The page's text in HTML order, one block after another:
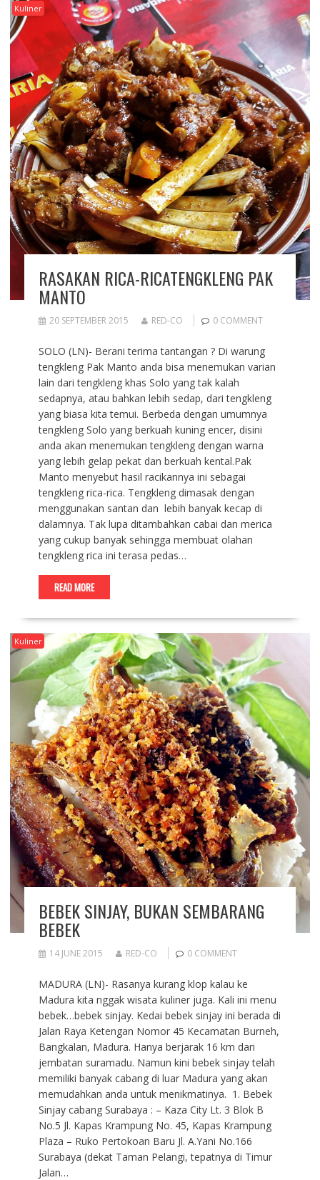
Kuliner
RASAKAN RICA-RICATENGKLENG PAK
MANTO
20 SEPTEMBER 2015 RED-CO 0 COMMENT
SOLO (LN)- Berani terima tantangan ? Di warung
tengkleng Pak Manto anda bisa menemukan varian
lain dari tengkleng khas Solo yang tak kalah
sedapnya, atau bahkan lebih sedap, dari tengkleng
yang biasa kita temui. Berbeda dengan umumnya
tengkleng Solo yang berkuah kuning encer, disini
anda akan menemukan tengkleng dengan warna
yang lebih gelap pekat dan berkuah kental.Pak
Manto menyebut hasil racikannya ini sebagai
tengkleng rica-rica. Tengkleng dimasak dengan
menggunakan santan dan lebih banyak kecap di
dalamnya. Tak lupa ditambahkan cabai dan merica
yang cukup banyak sehingga membuat olahan
tengkleng rica ini terasa pedas…
READ MORE
Kuliner
BEBEK SINJAY, BUKAN SEMBARANG
BEBEK
14 JUNE 2015 RED-CO 0 COMMENT
MADURA (LN)- Rasanya kurang klop kalau ke
Madura kita nggak wisata kuliner juga. Kali ini menu
bebek…bebek sinjay. Kedai bebek sinjay ini berada di
Jalan Raya Ketengan Nomor 45 Kecamatan Burneh,
Bangkalan, Madura. Hanya berjarak 16 km dari
jembatan suramadu. Namun kini bebek sinjay telah
memiliki banyak cabang di luar Madura yang akan
memudahkan anda untuk menikmatinya. 1. Bebek
Sinjay cabang Surabaya : – Kaza City Lt. 3 Blok B
No.5 Jl. Kapas Krampung No. 45, Kapas Krampung
Plaza – Ruko Pertokoan Baru Jl. A.Yani No.166
Surabaya (dekat Taman Pelangi, tepatnya di Timur
Jalan…